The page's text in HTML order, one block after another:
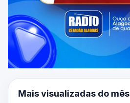
Mais visualizadas do mês